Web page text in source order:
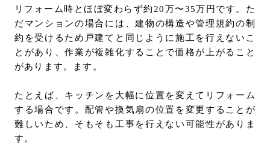
リフォーム時とほぼ変わらず約20万〜35万円です。た
だマンションの場合には、建物の構造や管理規約の制
約を受けるため戸建てと同じように施工を行えないこ
とがあり、作業が複雑化することで価格が上がること
があります。ます。
たとえば、キッチンを大幅に位置を変えてリフォーム
する場合です。配管や換気扇の位置を変更することが
難しいため、そもそも工事を行えない可能性がありま
す。